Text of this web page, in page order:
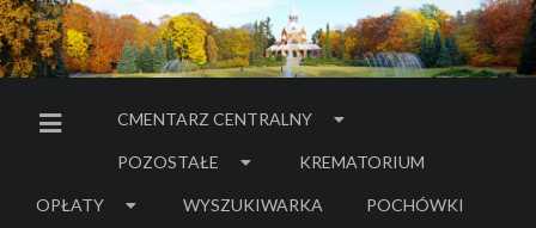
MENU BOCZNE
CMENTARZ CENTRALNY
POZOSTAŁE KREMATORIUM
OPŁATY WYSZUKIWARKA POCHÓWKI
- LINK DO SERWISU